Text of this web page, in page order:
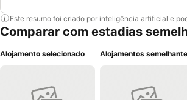
Este resumo foi criado por inteligência artificial e
Comparar com estadias
Alojamento selecionado Alojamentos